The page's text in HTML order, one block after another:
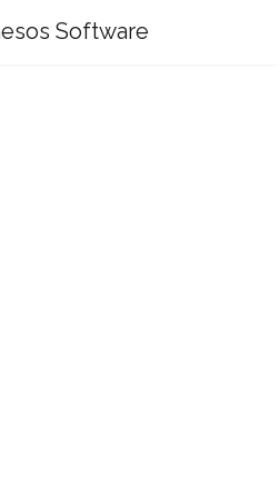
Software